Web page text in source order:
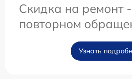
Скидка на ремонт
повторном
Узнать